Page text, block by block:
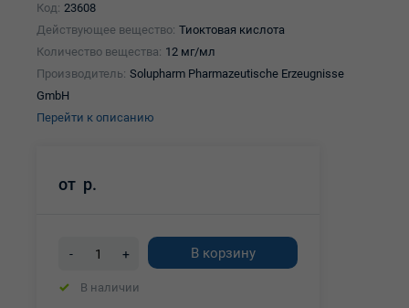
Код: 23608
Действующее вещество: Тиоктовая кислота
Количество вещества: 12 мг/мл
Производитель: Solupharm Pharmazeutische Erzeugnisse
GmbH
Перейти к описанию
от р.
- + В корзину
В наличии